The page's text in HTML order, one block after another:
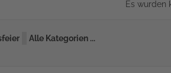
Es wurden
Alle Kategorien ...